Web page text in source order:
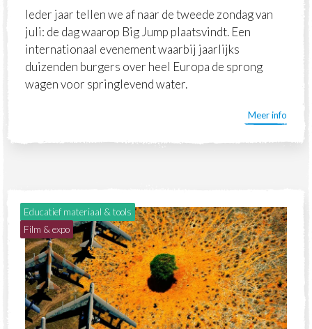
Ieder jaar tellen we af naar de tweede zondag van
juli: de dag waarop Big Jump plaatsvindt. Een
internationaal evenement waarbij jaarlijks
duizenden burgers over heel Europa de sprong
wagen voor springlevend water.
Meer info
Educatief materiaal & tools
Film & expo